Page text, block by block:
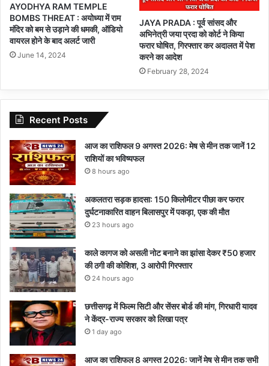
AYODHYA RAM TEMPLE
BOMBS THREAT : अयोध्या में राम
मंदिर को बम से उड़ाने की धमकी, ऑडियो
वायरल होने के बाद अलर्ट जारी
June 14, 2024
JAYA PRADA : पूर्व सांसद और
अभिनेत्री जया प्रदा को कोर्ट ने किया
फरार घोषित, गिरफ्तार कर अदालत में पेश
करने का आदेश
February 28, 2024
Recent Posts
आज का राशिफल 9 अगस्त 2026: मेष से मीन तक जानें 12
राशियों का भविष्यफल
8 hours ago
अकलतरा सड़क हादसा: 150 किलोमीटर पीछा कर फरार
दुर्घटनाकारित वाहन बिलासपुर में पकड़ा, एक की मौत
23 hours ago
काले कागज को असली नोट बनाने का झांसा देकर ₹50 हजार
की ठगी की कोशिश, 3 आरोपी गिरफ्तार
24 hours ago
छत्तीसगढ़ में फिल्म सिटी और सेंसर बोर्ड की मांग, गिरधारी यादव
ने केंद्र-राज्य सरकार को लिखा पत्र
1 day ago
आज का राशिफल 8 अगस्त 2026: जानें मेष से मीन तक सभी